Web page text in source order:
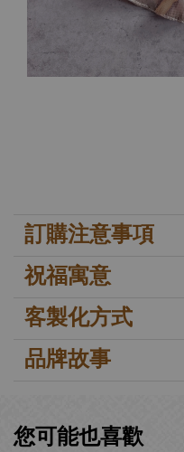
訂購注意事項
祝福寓意
客製化方式
品牌故事
您可能也喜歡